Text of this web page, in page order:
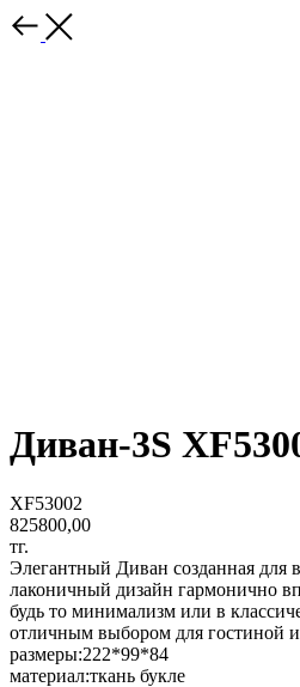
Диван-3S
XF53002
825800,00
тг.
Элегантный Диван созданная для
лаконичный дизайн гармонично
будь то минимализм или в
отличным выбором для гостиной
размеры:222*99*84
материал:ткань букле